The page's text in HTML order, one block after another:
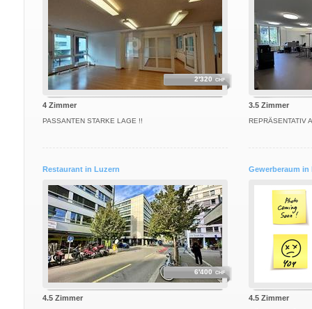
2'320 CHF
4 Zimmer
PASSANTEN STARKE LAGE !!
3.5 Zimmer
REPRÄSENTATIV
Restaurant in Luzern
6'400 CHF
4.5 Zimmer
Gewerberaum in
4.5 Zimmer